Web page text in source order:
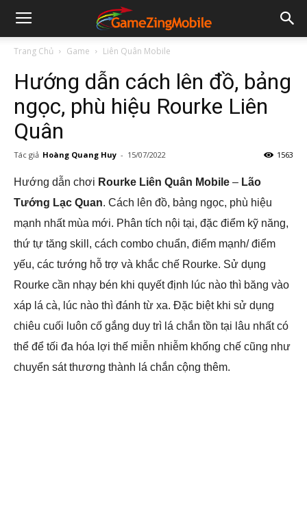
Trang Chủ Game Liên Quân Mobile
Hướng dẫn cách lên đồ, bảng
ngọc, phù hiệu Rourke Liên
Quân
Tác giả Hoàng Quang Huy - 15/07/2022 1563
Hướng dẫn chơi Rourke Liên Quân Mobile – Lão
Tướng Lạc Quan. Cách lên đồ, bảng ngọc, phù hiệu
mạnh nhất mùa mới. Phân tích nội tại, đặc điểm kỹ năng,
thứ tự tăng skill, cách combo chuẩn, điểm mạnh/ điểm
yếu, các tướng hỗ trợ và khắc chế Rourke. Sử dụng
Rourke cần nhạy bén khi quyết định lúc nào thì băng vào
xáp lá cà, lúc nào thì đánh từ xa. Đặc biệt khi sử dụng
chiêu cuối luôn cố gắng duy trì lá chắn tồn tại lâu nhất có
thể để tối đa hóa lợi thế miễn nhiễm khống chế cũng như
chuyển sát thương thành lá chắn cộng thêm.